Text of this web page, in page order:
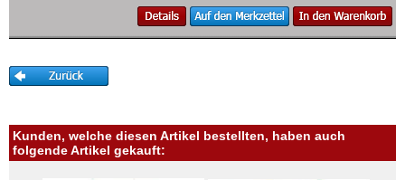
Privatsphäre und Datenschutz
Liefer- und Versandkosten
AGB
Kunden, welche diesen Artikel bestellten, haben auch
folgende Artikel gekauft: